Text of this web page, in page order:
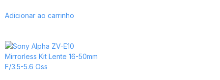
Adicionar ao carrinho